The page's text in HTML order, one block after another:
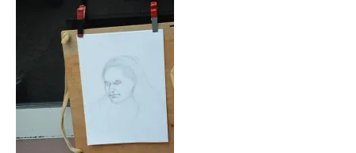
Karte
Kontakt | Impressum
Newsletter